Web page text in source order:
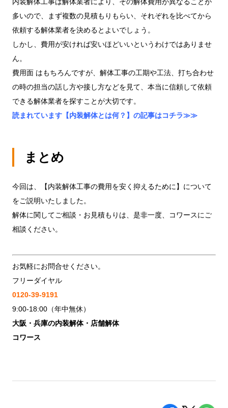
多いので、まず複数の見積もりもらい、それぞれを比べてから
依頼する解体業者を決めるとよいでしょう。
しかし、費用が安ければ安いほどいいというわけではありませ
ん。
費用面 はもちろんですが、解体工事の工期や工法、打ち合わせ
の時の担当の話し方や接し方などを見て、本当に信頼して依頼
できる解体業者を探すことが大切です。
読まれています【内装解体とは何？】の記事はコチラ≫≫
まとめ
今回は、【内装解体工事の費用を安く抑えるために】について
をご説明いたしました。
解体に関してご相談・お見積もりは、是非一度、コワースにご
相談ください。
お気軽にお問合せください。
フリーダイヤル
0120-39-9191
9:00-18:00（年中無休）
大阪・兵庫の内装解体・店舗解体
コワース